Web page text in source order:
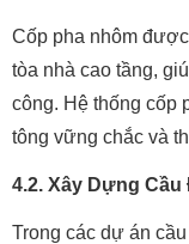
Cốp pha nhôm
tòa nhà cao tầng,
công. Hệ thống cốp
tông vững chắc và
4.2. Xây Dựng
Trong các dự án